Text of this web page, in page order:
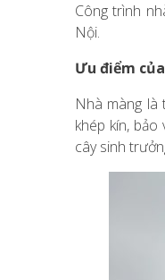
Công trình
Nội.
Ưu điểm
Nhà màng là
khép kín,
cây sinh